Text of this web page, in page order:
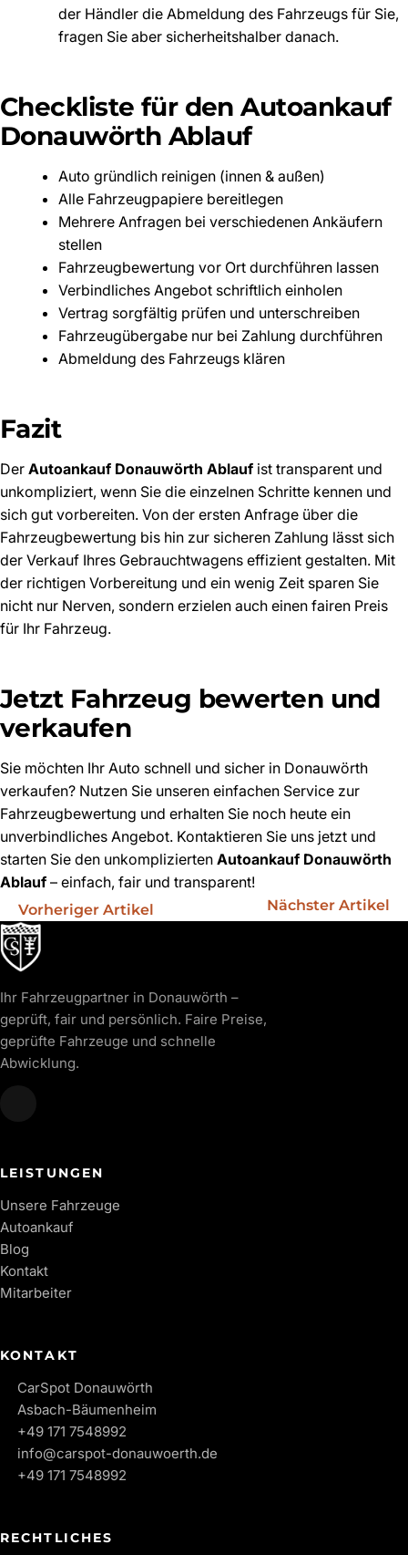
der Händler die Abmeldung des Fahrzeugs für Sie,
fragen Sie aber sicherheitshalber danach.
Checkliste für den Autoankauf
Donauwörth Ablauf
Auto gründlich reinigen (innen & außen)
Alle Fahrzeugpapiere bereitlegen
Mehrere Anfragen bei verschiedenen Ankäufern
stellen
Fahrzeugbewertung vor Ort durchführen lassen
Verbindliches Angebot schriftlich einholen
Vertrag sorgfältig prüfen und unterschreiben
Fahrzeugübergabe nur bei Zahlung durchführen
Abmeldung des Fahrzeugs klären
Fazit
Der Autoankauf Donauwörth Ablauf ist transparent und
unkompliziert, wenn Sie die einzelnen Schritte kennen und
sich gut vorbereiten. Von der ersten Anfrage über die
Fahrzeugbewertung bis hin zur sicheren Zahlung lässt sich
der Verkauf Ihres Gebrauchtwagens effizient gestalten. Mit
der richtigen Vorbereitung und ein wenig Zeit sparen Sie
nicht nur Nerven, sondern erzielen auch einen fairen Preis
für Ihr Fahrzeug.
Jetzt Fahrzeug bewerten und
verkaufen
Sie möchten Ihr Auto schnell und sicher in Donauwörth
verkaufen? Nutzen Sie unseren einfachen Service zur
Fahrzeugbewertung und erhalten Sie noch heute ein
unverbindliches Angebot. Kontaktieren Sie uns jetzt und
starten Sie den unkomplizierten Autoankauf Donauwörth
Ablauf – einfach, fair und transparent!
Vorheriger Artikel Nächster Artikel
Ihr Fahrzeugpartner in Donauwörth –
geprüft, fair und persönlich. Faire Preise,
geprüfte Fahrzeuge und schnelle
Abwicklung.
LEISTUNGEN
Unsere Fahrzeuge
Autoankauf
Blog
Kontakt
Mitarbeiter
KONTAKT
CarSpot Donauwörth
Asbach-Bäumenheim
+49 171 7548992
info@carspot-donauwoerth.de
+49 171 7548992
RECHTLICHES